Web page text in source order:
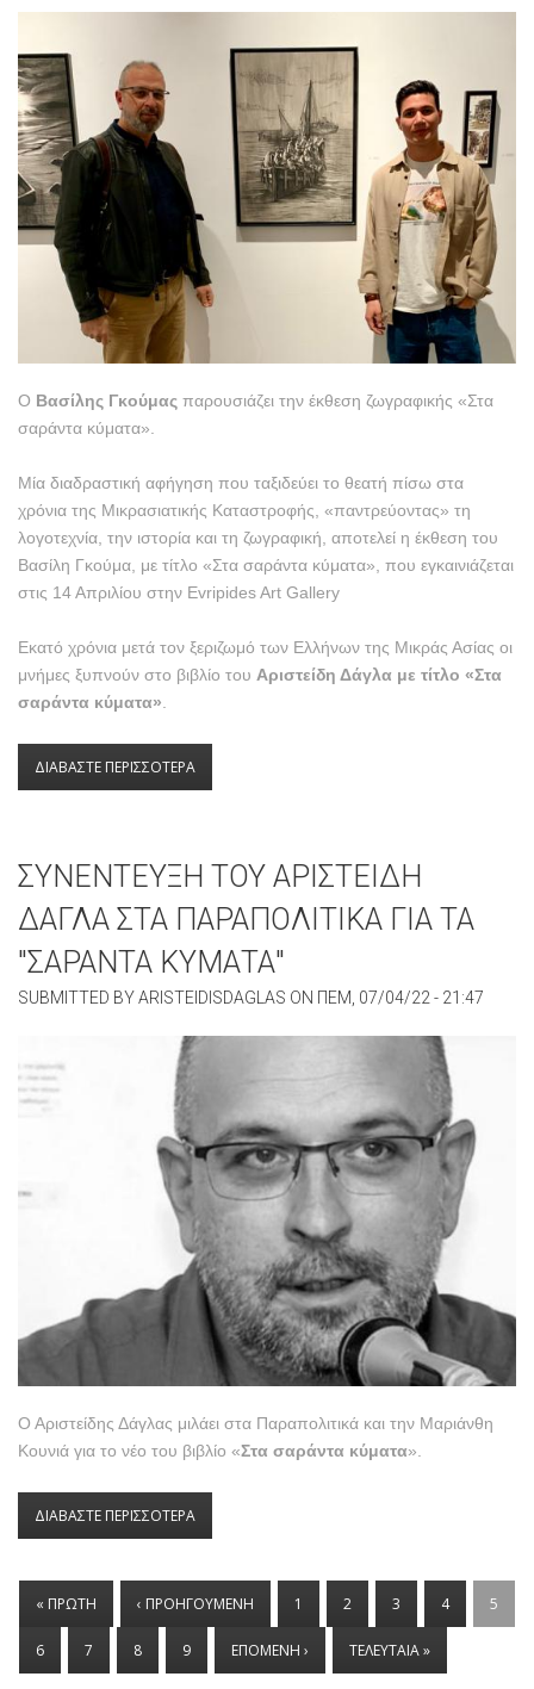
Ο Βασίλης Γκούμας παρουσιάζει την έκθεση ζωγραφικής «Στα
σαράντα κύματα».
Μία διαδραστική αφήγηση που ταξιδεύει το θεατή πίσω στα
χρόνια της Μικρασιατικής Καταστροφής, «παντρεύοντας» τη
λογοτεχνία, την ιστορία και τη ζωγραφική, αποτελεί η έκθεση του
Βασίλη Γκούμα, με τίτλο «Στα σαράντα κύματα», που εγκαινιάζεται
στις 14 Απριλίου στην Evripides Art Gallery
Εκατό χρόνια μετά τον ξεριζωμό των Ελλήνων της Μικράς Ασίας οι
μνήμες ξυπνούν στο βιβλίο του Αριστείδη Δάγλα με τίτλο «Στα
σαράντα κύματα»
ΔΙΑΒΑΣΤΕ ΠΕΡΙΣΣΟΤΕΡΑ
ΣΥΝΕΝΤΕΥΞΗ ΤΟΥ ΑΡΙΣΤΕΙΔΗ
ΔΑΓΛΑ ΣΤΑ ΠΑΡΑΠΟΛΙΤΙΚΑ ΓΙΑ ΤΑ
"ΣΑΡΑΝΤΑ ΚΥΜΑΤΑ"
SUBMITTED BYARISTEIDISDAGLAS ON ΠΕΜ, 07/04/22 - 21:47
Ο Αριστείδης Δάγλας μιλάει στα Παραπολιτικά και την Μαριάνθη
Κουνιά για το νέο του βιβλίο «Στα σαράντα κύματα».
ΔΙΑΒΑΣΤΕ ΠΕΡΙΣΣΟΤΕΡΑ
ΣΕΛΙΔΕΣ
« ΠΡΩΤΗ ‹ ΠΡΟΗΓΟΥΜΕΝΗ 1 2 3 4 5
6 7 8 9 ΕΠΟΜΕΝΗ › ΤΕΛΕΥΤΑΙΑ »